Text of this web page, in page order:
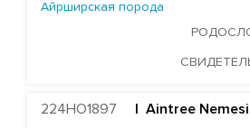
Farnear Mega-Man 119-ET
Айрширская порода
224HO1897 Aintree